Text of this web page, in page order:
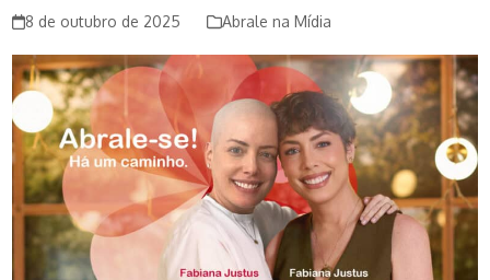
8 de outubro de 2025 Abrale na Mídia